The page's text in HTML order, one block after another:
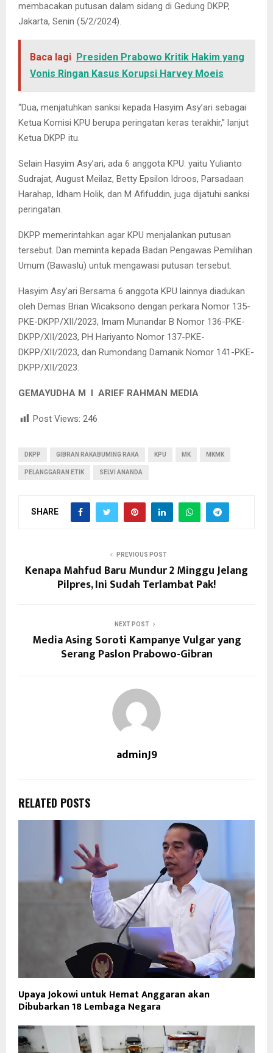
membacakan putusan dalam sidang di Gedung DKPP,
Jakarta, Senin (5/2/2024).
Baca lagi Presiden Prabowo Kritik Hakim yang
Vonis Ringan Kasus Korupsi Harvey Moeis
“Dua, menjatuhkan sanksi kepada Hasyim Asy’ari sebagai
Ketua Komisi KPU berupa peringatan keras terakhir,” lanjut
Ketua DKPP itu.
Selain Hasyim Asy’ari, ada 6 anggota KPU: yaitu Yulianto
Sudrajat, August Meilaz, Betty Epsilon Idroos, Parsadaan
Harahap, Idham Holik, dan M Afifuddin, juga dijatuhi sanksi
peringatan.
DKPP memerintahkan agar KPU menjalankan putusan
tersebut. Dan meminta kepada Badan Pengawas Pemilihan
Umum (Bawaslu) untuk mengawasi putusan tersebut.
Hasyim Asy’ari Bersama 6 anggota KPU lainnya diadukan
oleh Demas Brian Wicaksono dengan perkara Nomor 135-
PKE-DKPP/XII/2023, Imam Munandar B Nomor 136-PKE-
DKPP/XII/2023, PH Hariyanto Nomor 137-PKE-
DKPP/XII/2023, dan Rumondang Damanik Nomor 141-PKE-
DKPP/XII/2023.
GEMAYUDHA M I ARIEF RAHMAN MEDIA
Post Views: 246
DKPP GIBRAN RAKABUMING RAKA KPU MK MKMK
PELANGGARAN ETIK SELVI ANANDA
SHARE
PREVIOUS POST
Kenapa Mahfud Baru Mundur 2 Minggu Jelang
Pilpres, Ini Sudah Terlambat Pak!
NEXT POST
Media Asing Soroti Kampanye Vulgar yang
Serang Paslon Prabowo-Gibran
adminJ9
RELATED POSTS
Upaya Jokowi untuk Hemat Anggaran akan
Dibubarkan 18 Lembaga Negara